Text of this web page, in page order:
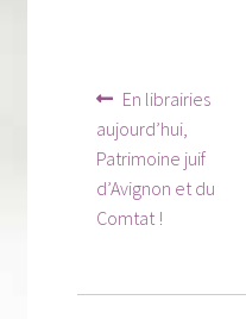
Qui sommes-nous ?
Les éditions Lieux Dits
Navigation
de
l’article
Article
précédent :
En librairies
aujourd’hui,
Patrimoine juif
d’Avignon et du
Comtat !